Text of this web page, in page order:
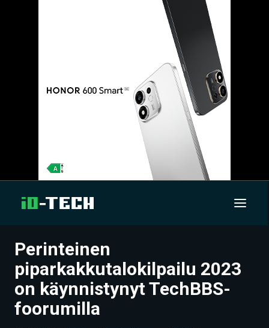
UUTISET
ARTIKKELIT
VIDEOT
Perinteinen
piparkakkutalokilpailu 2023
on käynnistynyt TechBBS-
foorumilla